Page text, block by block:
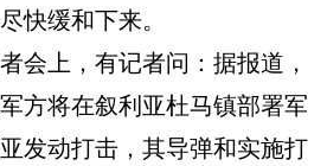
快缓和下来。
上，有记者问：据报道，
方将在叙利亚杜马镇部署军
发动打击，其导弹和实施打